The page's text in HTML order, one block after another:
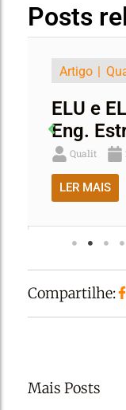
Posts
Artigo
ELU e
Eng.
Qualit
LER MAIS
Compartilhe:
Mais Posts